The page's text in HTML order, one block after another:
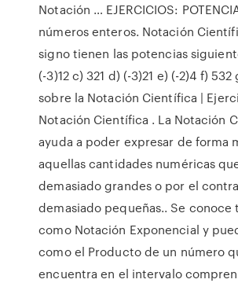
Notación … EJERCICIOS:
números enteros. Notación
signo tienen las potencias
(-3)12 c) 321 d) (-3)21 e) (-2)4 f) 532
sobre la Notación Científica |
Notación Científica . La Notación
ayuda a poder expresar de forma
aquellas cantidades numéricas
demasiado grandes o por el
demasiado pequeñas.. Se conoce
como Notación Exponencial y
como el Producto de un número
encuentra en el intervalo